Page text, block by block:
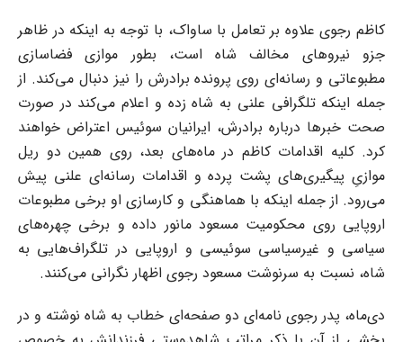
کاظم رجوی علاوه بر تعامل با ساواک، با توجه به اینکه در ظاهر
جزو نیروهای مخالف شاه است، بطور موازی فضاسازی
مطبوعاتی و رسانه‌ای روی پرونده برادرش را نیز دنبال می‌کند. از
جمله اینکه تلگرافی علنی به شاه زده و اعلام می‌کند در صورت
صحت خبرها درباره برادرش، ایرانیان سوئیس اعتراض خواهند
کرد. کلیه اقدامات کاظم در ماه‌های بعد، روی همین دو ریل
موازیِ پیگیری‌های پشت پرده و اقدامات رسانه‌ای علنی پیش
می‌رود. از جمله اینکه با هماهنگی و کارسازی او برخی مطبوعات
اروپایی روی محکومیت مسعود مانور داده و برخی چهره‌های
سیاسی و غیرسیاسی سوئیسی و اروپایی در تلگراف‌هایی به
شاه، نسبت به سرنوشت مسعود رجوی اظهار نگرانی می‌کنند.
دی‌ماه، پدر رجوی نامه‌ای دو صفحه‌ای خطاب به شاه نوشته و در